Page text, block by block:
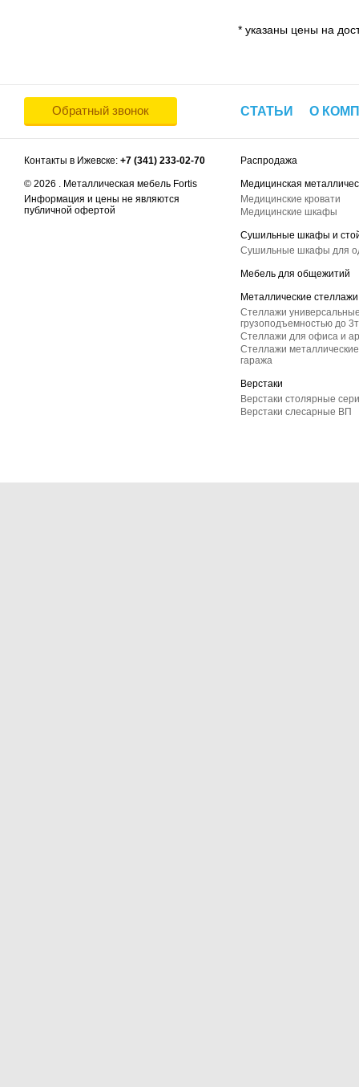
* указаны цены на
Обратный звонок СТАТЬИ О
Контакты в Ижевске: +7 (341) 233-02-70
© 2026 . Металлическая мебель Fortis
Информация и цены не являются
публичной офертой
Распродажа
Медицинская
Медицинские кровати
Медицинские шкафы
Сушильные шкафы и
Сушильные шкафы для
Мебель для общежитий
Металлические стеллажи
Стеллажи
грузоподъемностью до
Стеллажи для офиса и
Стеллажи
гаража
Верстаки
Верстаки столярные
Верстаки слесарные ВП